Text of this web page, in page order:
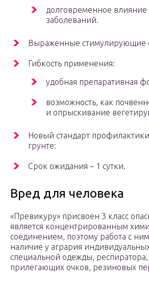
долговременное влияние
заболеваний.
Выраженные стимулирующие
Гибкость применения:
удобная препаративная
возможность, как
и опрыскивание
Новый стандарт
грунте:
Срок ожидания – 1 сутки.
Вред для человека
«Превикуру» присвоен 3 класс
является концентрированным
соединением, поэтому работа с
наличие у агрария
специальной одежды, респиратора,
прилегающих очков, резиновых